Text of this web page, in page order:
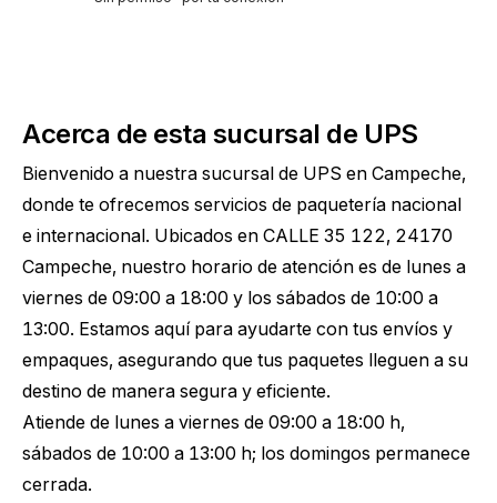
Acerca de esta sucursal de UPS
Bienvenido a nuestra sucursal de UPS en Campeche,
donde te ofrecemos servicios de paquetería nacional
e internacional. Ubicados en CALLE 35 122, 24170
Campeche, nuestro horario de atención es de lunes a
viernes de 09:00 a 18:00 y los sábados de 10:00 a
13:00. Estamos aquí para ayudarte con tus envíos y
empaques, asegurando que tus paquetes lleguen a su
destino de manera segura y eficiente.
Atiende de lunes a viernes de 09:00 a 18:00 h,
sábados de 10:00 a 13:00 h; los domingos permanece
cerrada.